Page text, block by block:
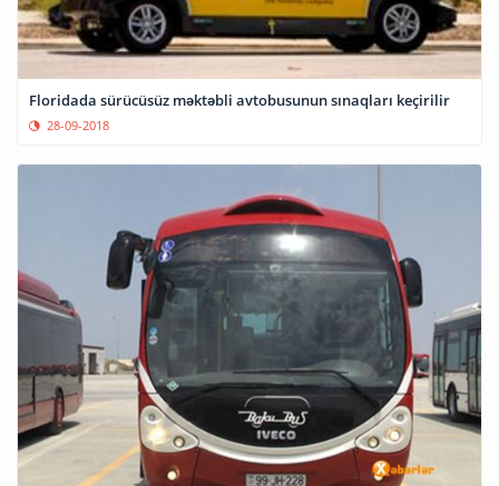
Floridada sürücüsüz məktəbli avtobusunun sınaqları keçirilir
28-09-2018